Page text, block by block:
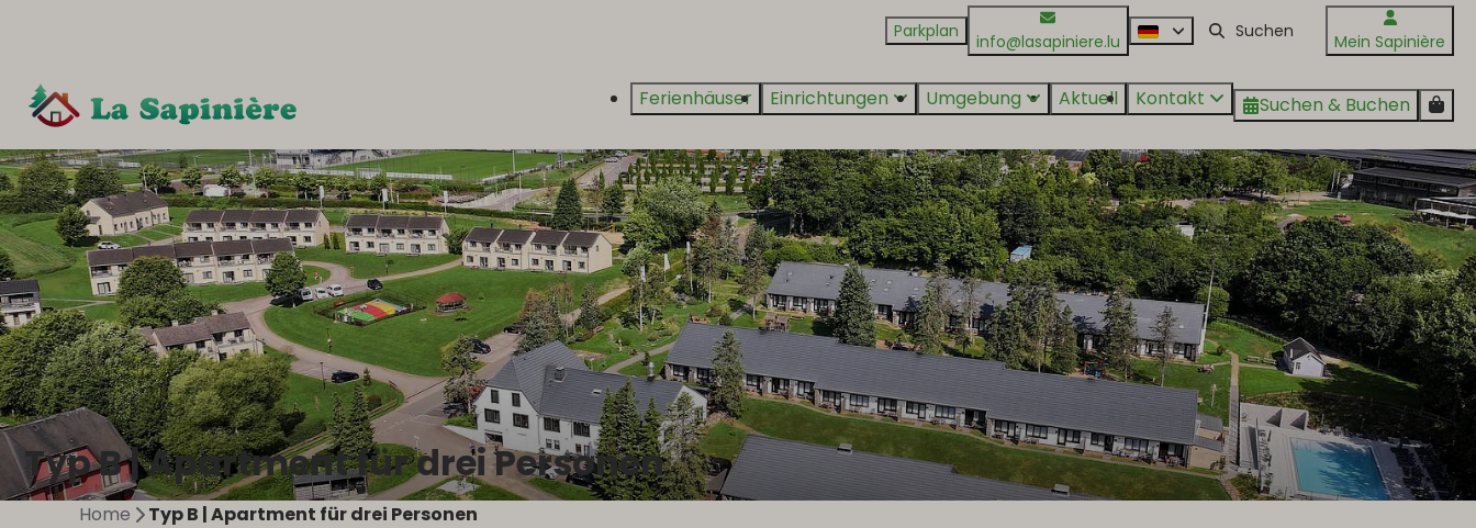
Parkplan info@lasapiniere.lu Mein Sapinière
Ferienhäuser Einrichtungen Umgebung Aktuell Kontakt Suchen & Buchen
Typ B | Apartment für drei Personen
Home Typ B | Apartment für drei Personen